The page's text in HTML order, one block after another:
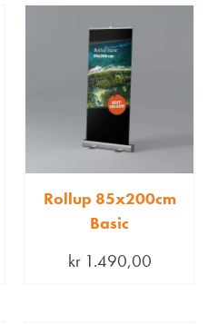
Rollup 85x200cm
Basic
kr1.490,00